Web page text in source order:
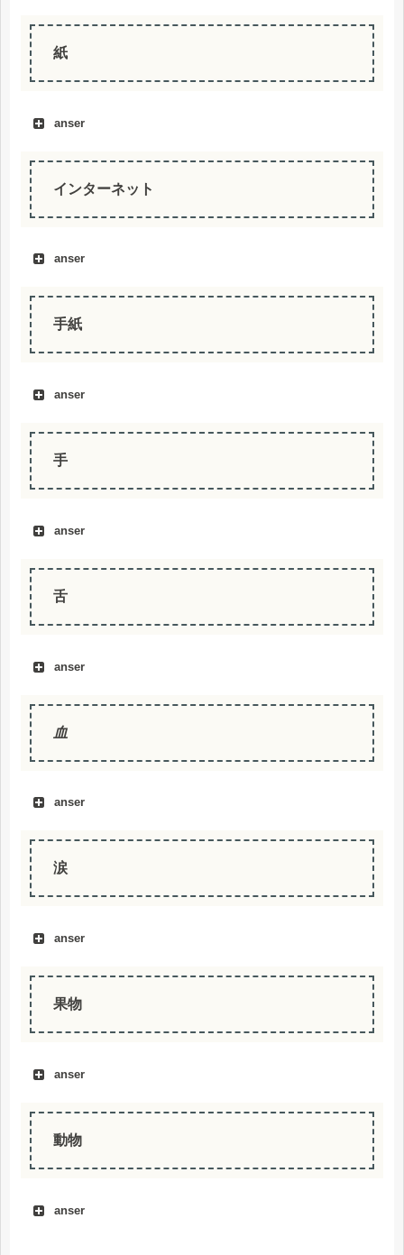
紙
anser
インターネット
anser
手紙
anser
手
anser
舌
anser
血
anser
涙
anser
果物
anser
動物
anser